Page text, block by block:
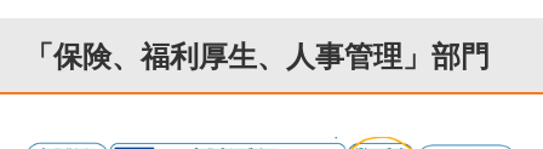
「保険、福利厚生、人事管理」部門